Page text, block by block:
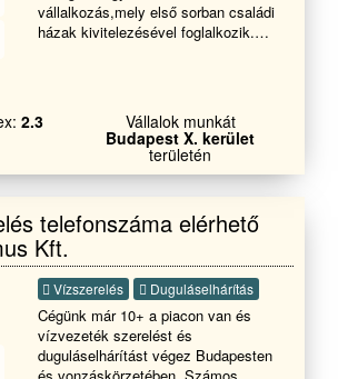
vállalkozás,mely első sorban családi
házak kivitelezésével foglalkozik.
csapat. Garanciával. Hívjon
Bizzalommal.
2.3 Vállalok munkát
Budapest X. kerület
területén
Kft.
Vízszerelés Duguláselhárítás
Cégünk már 10+ a piacon van és
vízvezeték szerelést és
duguláselhárítást végez Budapesten